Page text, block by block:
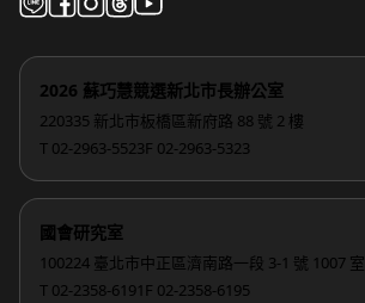
2026 蘇巧慧競選新北市長辦公室
220335 新北市板橋區新府路 88 號 2 樓
T 02-2963-5523F 02-2963-5323
國會研究室
100224 臺北市中正區濟南路一段 3-1 號 1007 室
T 02-2358-6191 F 02-2358-6195